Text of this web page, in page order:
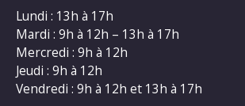
Lundi : 13h à 17h
Mardi : 9h à 12h – 13h à 17h
Mercredi : 9h à 12h
Jeudi : 9h à 12h
Vendredi : 9h à 12h et 13h à 17h